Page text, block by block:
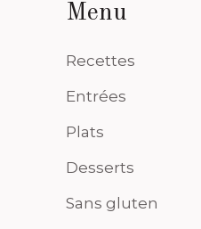
Menu
Recettes
Entrées
Plats
Desserts
Sans gluten